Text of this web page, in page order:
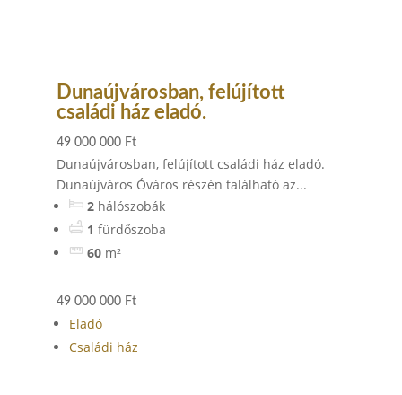
Dunaújvárosban, felújított
családi ház eladó.
49 000 000 Ft
Dunaújvárosban, felújított családi ház eladó.
Dunaújváros Óváros részén található az...
2 hálószobák
1 fürdőszoba
60 m²
49 000 000 Ft
Eladó
Családi ház